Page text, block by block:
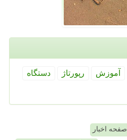
آموزش رپورتاژ
دستگاه
صفحه اخبار